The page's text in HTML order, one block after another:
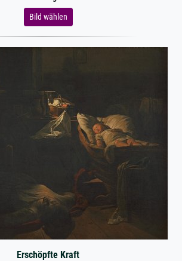
Bild wählen
Erschöpfte Kraft